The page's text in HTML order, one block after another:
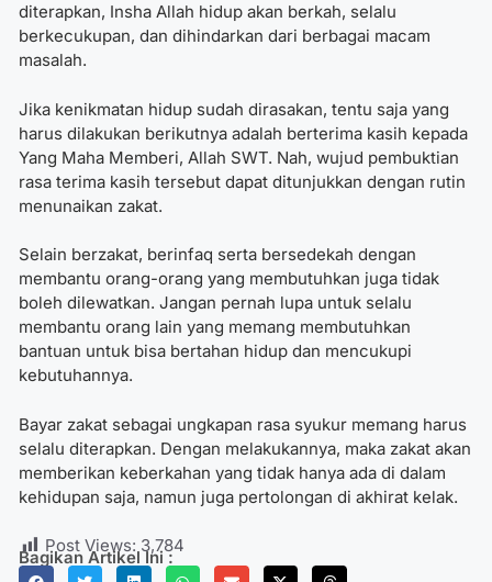
diterapkan, Insha Allah hidup akan berkah, selalu
berkecukupan, dan dihindarkan dari berbagai macam
masalah.
Jika kenikmatan hidup sudah dirasakan, tentu saja yang
harus dilakukan berikutnya adalah berterima kasih kepada
Yang Maha Memberi, Allah SWT. Nah, wujud pembuktian
rasa terima kasih tersebut dapat ditunjukkan dengan rutin
menunaikan zakat.
Selain berzakat, berinfaq serta bersedekah dengan
membantu orang-orang yang membutuhkan juga tidak
boleh dilewatkan. Jangan pernah lupa untuk selalu
membantu orang lain yang memang membutuhkan
bantuan untuk bisa bertahan hidup dan mencukupi
kebutuhannya.
Bayar zakat sebagai ungkapan rasa syukur memang harus
selalu diterapkan. Dengan melakukannya, maka zakat akan
memberikan keberkahan yang tidak hanya ada di dalam
kehidupan saja, namun juga pertolongan di akhirat kelak.
Post Views: 3,784
Bagikan Artikel Ini :